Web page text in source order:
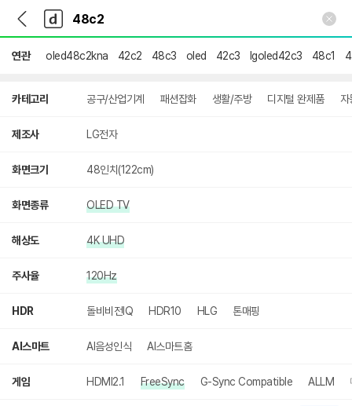
다
나
와
가
기
다
와
인
연관 oled48c2kna 42c2 48c3 oled 42c3 lgoled42c3 48c1
카테고리 공구/산업기계 패션잡화 생활/주방 디지털 완제품 자
제조사 LG전자
화면크기 48인치(122cm)
화면종류 OLED TV
해상도 4K UHD
주사율 120Hz
HDR 돌비비전IQ HDR10 HLG 톤매핑
AI스마트 AI음성인식 AI스마트홈
게임 HDMI2.1 FreeSync G-Sync Compatible ALLM